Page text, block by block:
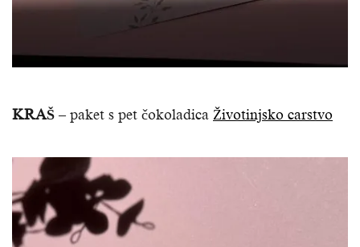
KRAŠ – paket s pet čokoladica Životinjsko carstvo